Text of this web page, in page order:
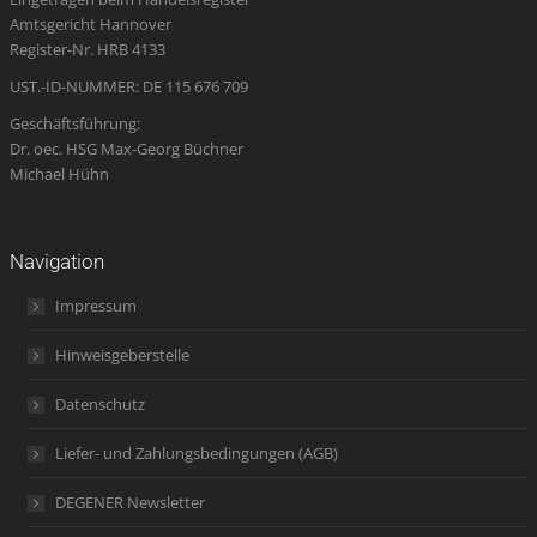
windowwindowwindow
new
Amtsgericht Hannover
Register-Nr. HRB 4133
UST.-ID-NUMMER: DE 115 676 709
Geschäftsführung:
Dr. oec. HSG Max-Georg Büchner
Michael Hühn
Navigation
Impressum
Hinweisgeberstelle
Datenschutz
Liefer- und Zahlungsbedingungen (AGB)
DEGENER Newsletter